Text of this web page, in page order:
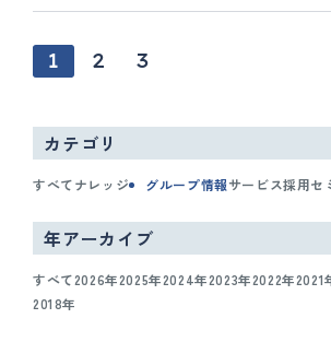
1 2 3
カテゴリ
すべてナレッジ グループ情報サービス採用セ
年アーカイブ
すべて2026年2025年2024年2023年2022年2021
2018年